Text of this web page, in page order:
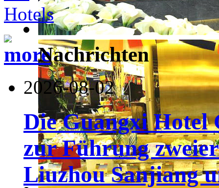
Nachrichten
2026-08-02
Die Guangxi Hotel
zur Führung
Liuzhou Sanjiang